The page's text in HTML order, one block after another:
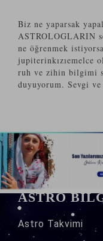
Biz ne yaparsak
ASTROLOGLARIN
ne öğrenmek
jupiterinkızıemelce
ruh ve zihin bilgimi
duyuyorum. Sevgi
ASTRO
Astro Takvimi